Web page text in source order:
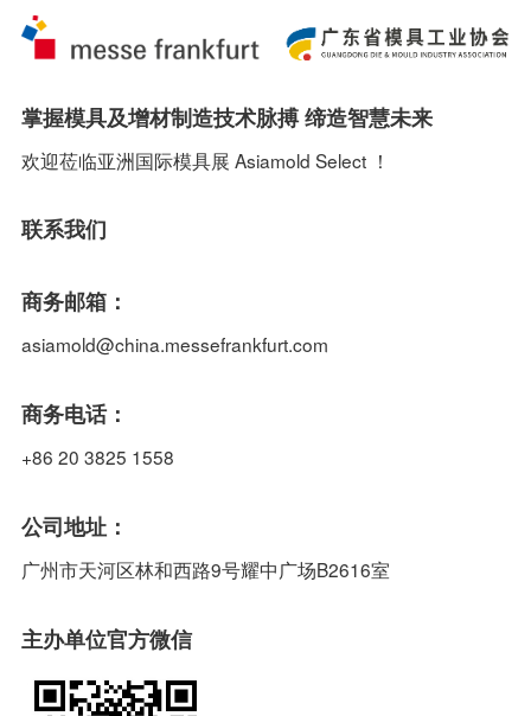
掌握模具及增材制造技术脉搏 缔造智慧未来
欢迎莅临亚洲国际模具展 Asiamold Select ！
联系我们
商务邮箱：
asiamold@china.messefrankfurt.com
商务电话：
+86 20 3825 1558
公司地址：
广州市天河区林和西路9号耀中广场B2616室
主办单位官方微信